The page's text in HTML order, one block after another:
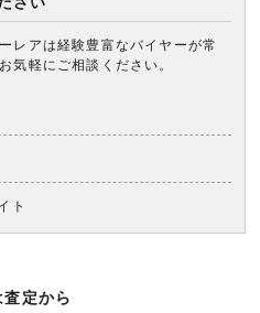
レアは経験豊富なバイヤーが常
気軽にご相談ください。
ト
査定から